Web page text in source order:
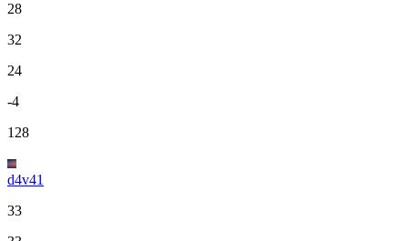
28
32
24
-4
128
d4v41
33